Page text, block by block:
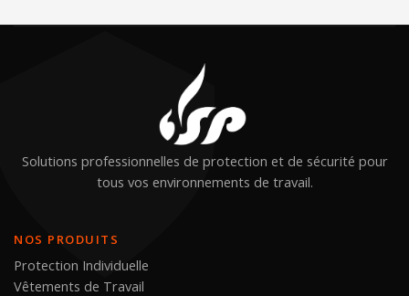
Solutions professionnelles de protection et de sécurité pour
tous vos environnements de travail.
NOS PRODUITS
Protection Individuelle
Vêtements de Travail